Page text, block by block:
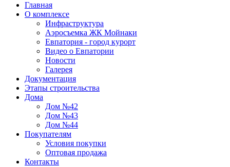
Главная
О комплексе
Инфраструктура
Аэросъемка ЖК Мойнаки
Евпатория - город курорт
Видео о Евпатории
Новости
Галерея
Документация
Этапы строительства
Дома
Дом №42
Дом №43
Дом №44
Покупателям
Условия покупки
Оптовая продажа
Контакты